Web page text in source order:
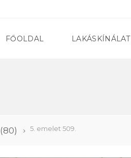
FŐOLDAL LAKÁSKÍNÁLAT
(80) 5. emelet 509.